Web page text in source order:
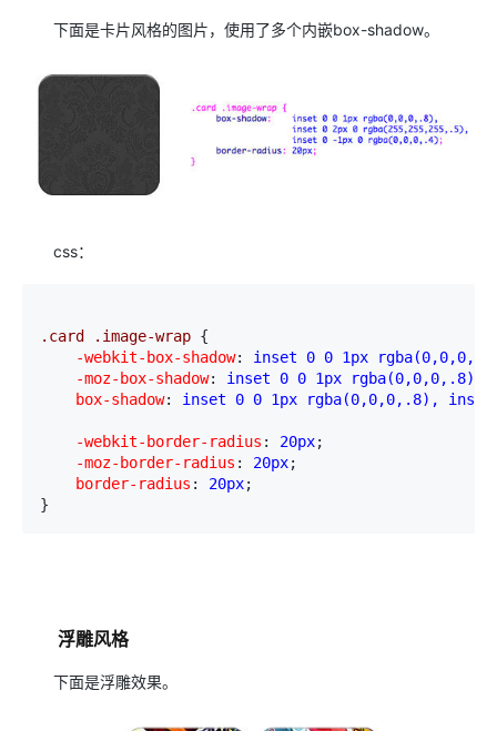
下面是卡片风格的图片，使用了多个内嵌box-shadow。
css：
.card .image-wrap {
    -webkit-box-shadow
:
inset 0 0 1px
    -moz-box-shadow
:
inset 0 0 1px rgba(0,0,0,.8),
    box-shadow
: inset 0 0 1px rgba(0,0,0,.8), inset
    -webkit-border-radius
: 20px;
    -moz-border-radius
: 20px;
    border-radius
: 20px;
}
浮雕风格
下面是浮雕效果。